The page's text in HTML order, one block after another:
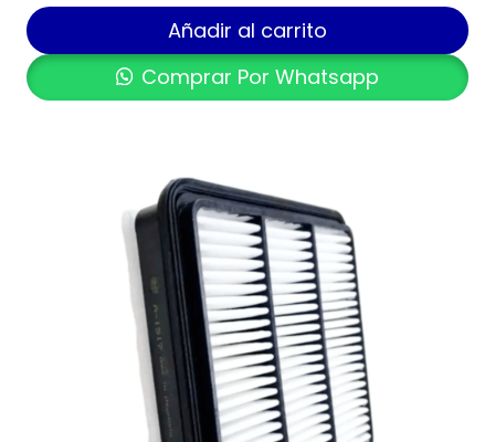
Añadir al carrito
Comprar Por Whatsapp